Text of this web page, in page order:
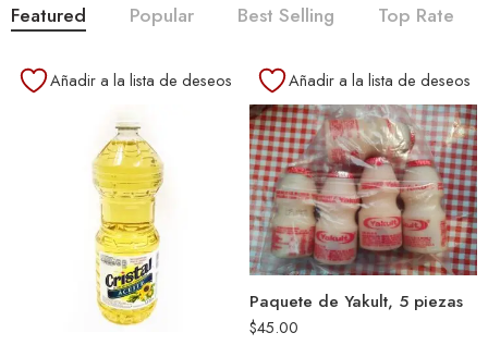
Featured Popular Best Selling Top Rate
Añadir a la lista de deseos Añadir a la lista de deseos
Paquete de Yakult, 5 piezas
$45.00